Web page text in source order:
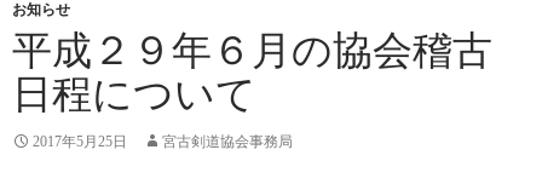
お知らせ
平成２９年６月の協会稽古
日程について
2017年5月25日 宮古剣道協会事務局